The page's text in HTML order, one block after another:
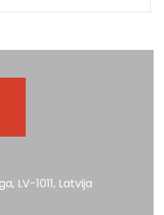
LV-1011, Latvija